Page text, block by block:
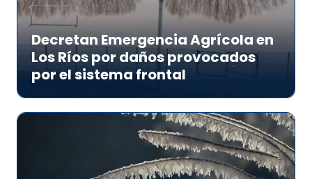
Decretan Emergencia Agrícola en
Los Ríos por daños provocados
por el sistema frontal